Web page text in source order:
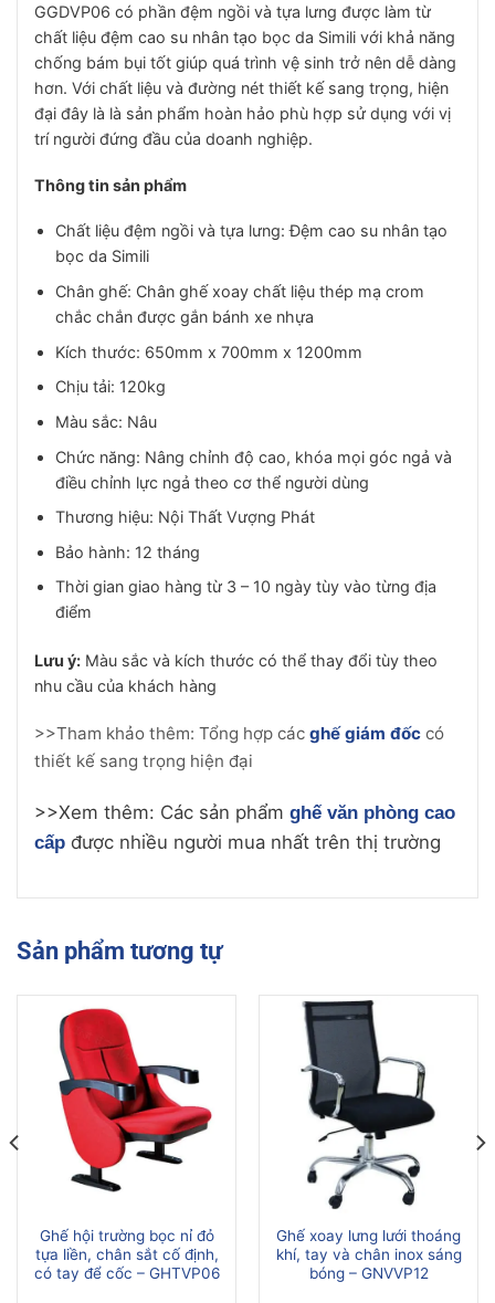
GGDVP06 có phần đệm ngồi và tựa lưng được làm từ
chất liệu đệm cao su nhân tạo bọc da Simili với khả năng
chống bám bụi tốt giúp quá trình vệ sinh trở nên dễ dàng
hơn. Với chất liệu và đường nét thiết kế sang trọng, hiện
đại đây là là sản phẩm hoàn hảo phù hợp sử dụng với vị
trí người đứng đầu của doanh nghiệp.
Thông tin sản phẩm
Chất liệu đệm ngồi và tựa lưng: Đệm cao su nhân tạo
bọc da Simili
Chân ghế: Chân ghế xoay chất liệu thép mạ crom
chắc chắn được gắn bánh xe nhựa
Kích thước: 650mm x 700mm x 1200mm
Chịu tải: 120kg
Màu sắc: Nâu
Chức năng: Nâng chỉnh độ cao, khóa mọi góc ngả và
điều chỉnh lực ngả theo cơ thể người dùng
Thương hiệu: Nội Thất Vượng Phát
Bảo hành: 12 tháng
Thời gian giao hàng từ 3 – 10 ngày tùy vào từng địa
điểm
Lưu ý: Màu sắc và kích thước có thể thay đổi tùy theo
nhu cầu của khách hàng
>>Tham khảo thêm: Tổng hợp các ghế giám đốc có
thiết kế sang trọng hiện đại
>>Xem thêm: Các sản phẩm ghế văn phòng cao
cấp được nhiều người mua nhất trên thị trường
Sản phẩm tương tự
Ghế hội trường bọc nỉ đỏ
tựa liền, chân sắt cố định,
có tay để cốc – GHTVP06
Ghế xoay lưng lưới thoáng
khí, tay và chân inox sáng
bóng – GNVVP12